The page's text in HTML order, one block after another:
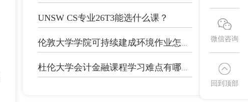
UNSW CS专业26T3能选什么课？
伦敦大学学院可持续建成环境作业怎么写...
杜伦大学会计金融课程学习难点有哪些？
微信咨询
回到顶部